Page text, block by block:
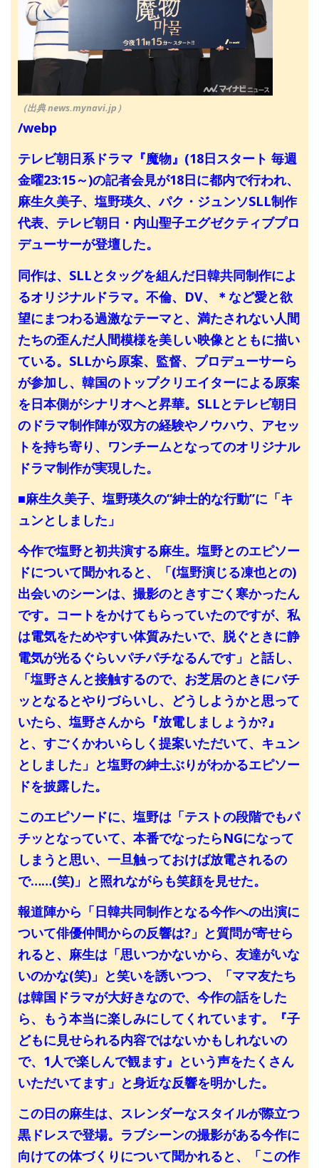
（出典 news.mynavi.jp）
/webp
テレビ朝日系ドラマ『魔物』(18日スタート 毎週
金曜23:15～)の記者会見が18日に都内で行われ、
麻生久美子、塩野瑛久、パク・ジュンソSLL制作
代表、テレビ朝日・内山聖子エグゼクティブプロ
デューサーが登壇した。
同作は、SLLとタッグを組んだ日韓共同制作によ
るオリジナルドラマ。不倫、DV、＊など愛と欲
望にまつわる過激なテーマと、満たされない人間
たちの歪んだ人間模様を美しい映像とともに描い
ている。SLLから原案、監督、プロデューサーら
が参加し、韓国のトップクリエイターによる原案
を日本側がシナリオへと昇華。SLLとテレビ朝日
のドラマ制作陣が双方の経験やノウハウ、アセッ
トを持ち寄り、ワンチームとなってのオリジナル
ドラマ制作が実現した。
■麻生久美子、塩野瑛久の“紳士的な行動”に「キ
ュンとしました」
今作で塩野と初共演する麻生。塩野とのエピソー
ドについて聞かれると、「(塩野演じる凍也との)
出会いのシーンは、撮影のときすごく寒かったん
です。コートをかけてもらっていたのですが、私
は電気をためやすい体質みたいで、脱ぐときに静
電気が光るぐらいパチパチなるんです」と話し、
「塩野さんと接触するので、お芝居のときにバチ
ッとなるとやりづらいし、どうしようかと思って
いたら、塩野さんから『放電しましょうか?』
と、すごくかわいらしく提案いただいて、キュン
としました」と塩野の紳士ぶりがわかるエピソー
ドを披露した。
このエピソードに、塩野は「テストの段階でもパ
チッとなっていて、本番でなったらNGになって
しまうと思い、一旦触っておけば放電されるの
で……(笑)」と照れながらも笑顔を見せた。
報道陣から「日韓共同制作となる今作への出演に
ついて俳優仲間からの反響は?」と質問が寄せら
れると、麻生は「思いつかないから、友達がいな
いのかな(笑)」と笑いを誘いつつ、「ママ友たち
は韓国ドラマが大好きなので、今作の話をした
ら、もう本当に楽しみにしてくれています。『子
どもに見せられる内容ではないかもしれないの
で、1人で楽しんで観ます』という声をたくさん
いただいてます」と身近な反響を明かした。
この日の麻生は、スレンダーなスタイルが際立つ
黒ドレスで登場。ラブシーンの撮影がある今作に
向けての体づくりについて聞かれると、「この作